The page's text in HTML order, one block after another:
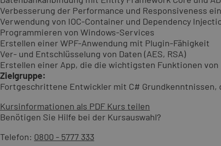
Verbesserung der Performance und Responsiveness
Verwendung von IOC-Container und Dependency
Programmieren von Windows-Services
Erstellen einer WPF-Anwendung mit Plugin-Fähigkeit
Ver- und Entschlüsselung von Daten (AES, RSA)
Erstellen einer App, die die wichtigsten Funktionen
Zielgruppe:
Fortgeschrittene Entwickler mit C#
Kursinformationen als PDF Kurs teilen
Benötigen Sie Hilfe bei der Kursauswahl?
Telefon: 0800 - 5777 333